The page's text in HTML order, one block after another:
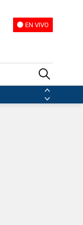
EN VIVO